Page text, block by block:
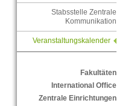
Stabsstelle Zentrale
Kommunikation
Veranstaltungskalender
Fakultäten
International Office
Zentrale Einrichtungen